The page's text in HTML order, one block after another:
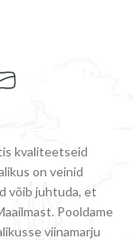
kvaliteetseid
on veinid
võib juhtuda, et
Pooldame
viinamarju